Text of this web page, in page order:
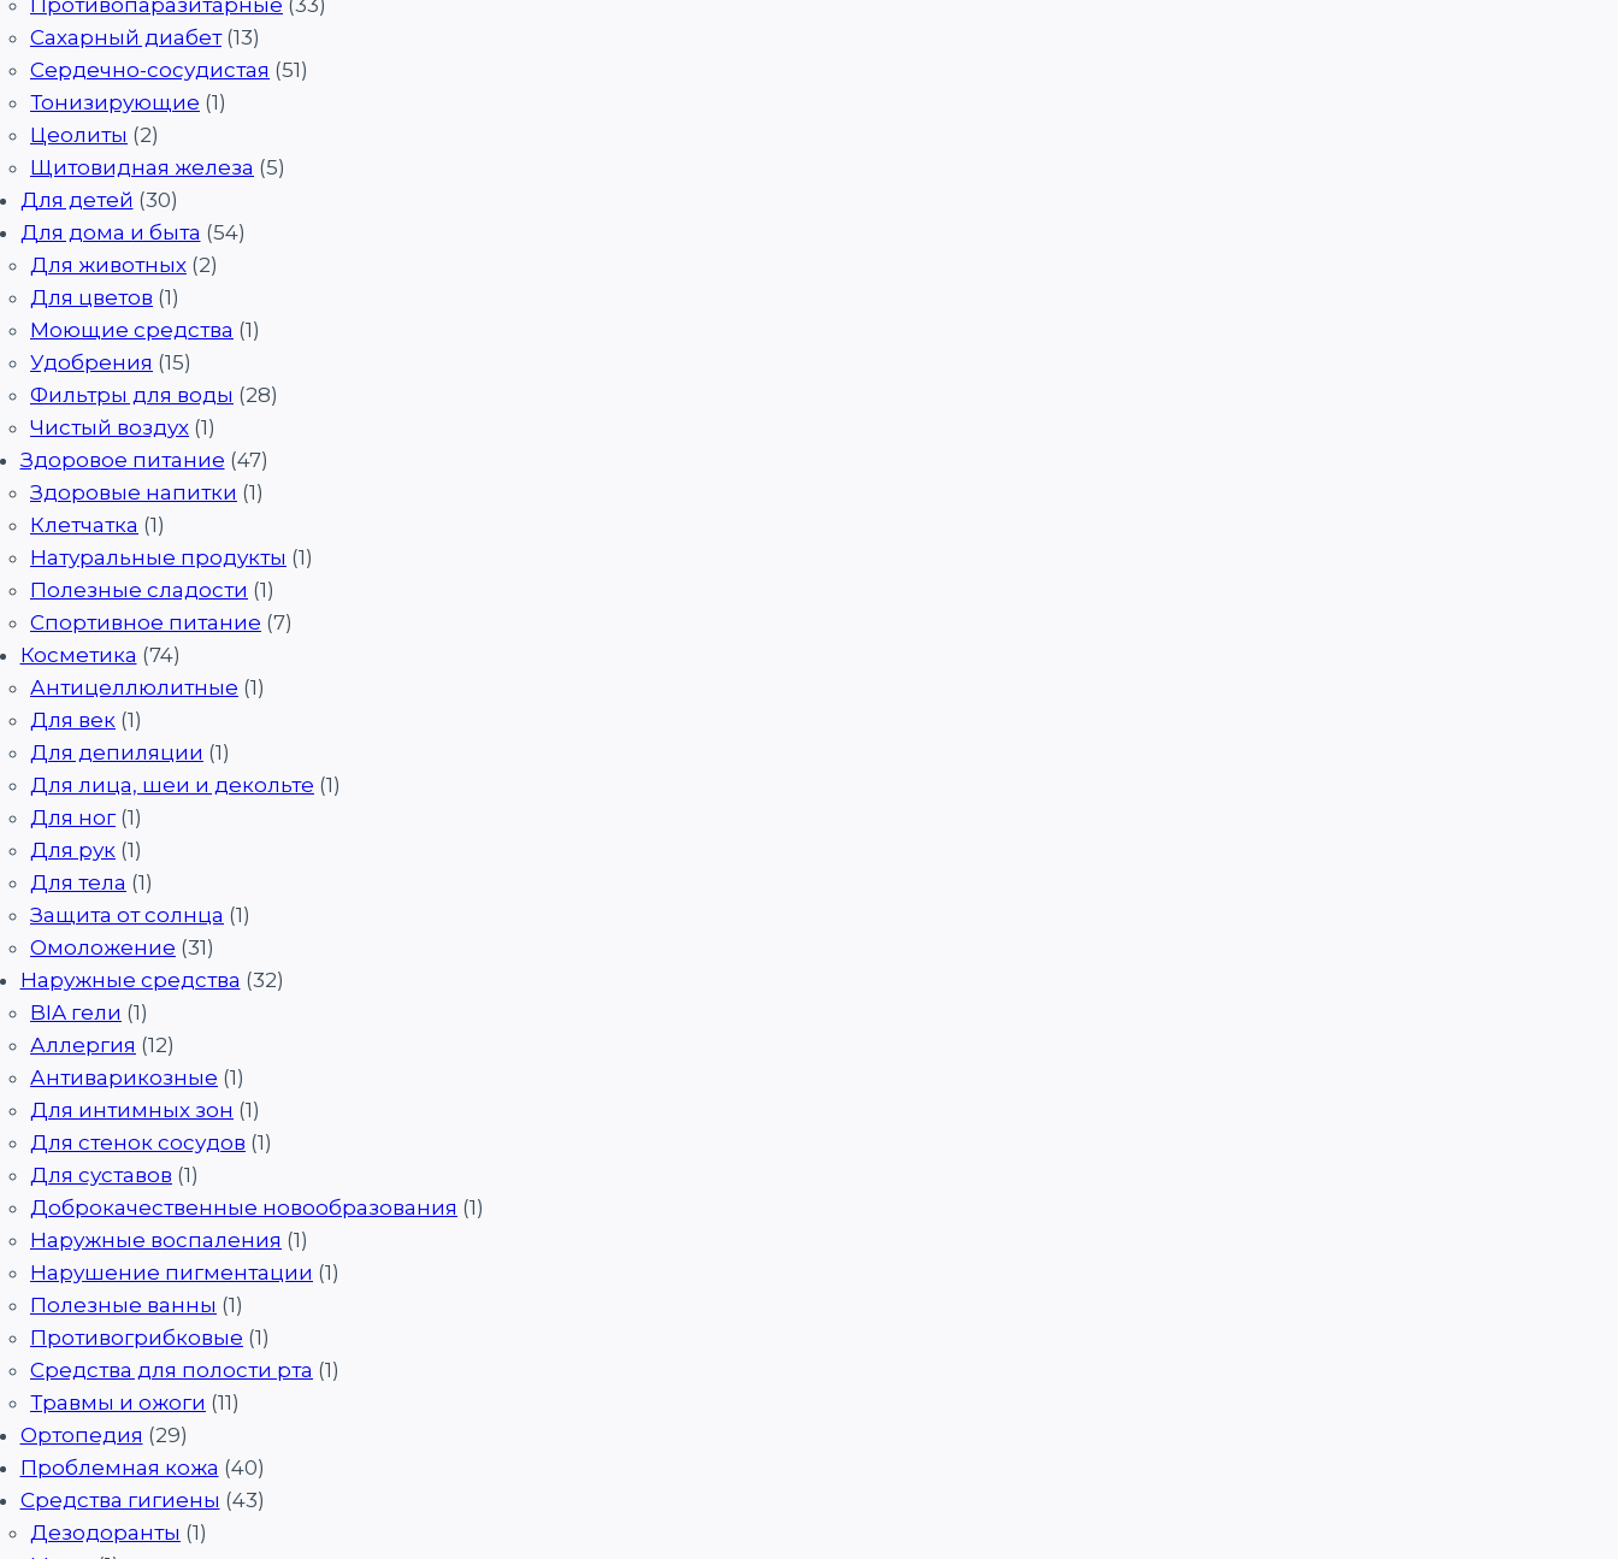
Сахарный диабет (13)
Сердечно-сосудистая (51)
Тонизирующие (1)
Цеолиты (2)
Щитовидная железа (5)
Для детей (30)
Для дома и быта (54)
Для животных (2)
Для цветов (1)
Моющие средства (1)
Удобрения (15)
Фильтры для воды (28)
Чистый воздух (1)
Здоровое питание (47)
Здоровые напитки (1)
Клетчатка (1)
Натуральные продукты (1)
Полезные сладости (1)
Спортивное питание (7)
Косметика (74)
Антицеллюлитные (1)
Для век (1)
Для депиляции (1)
Для лица, шеи и декольте (1)
Для ног (1)
Для рук (1)
Для тела (1)
Защита от солнца (1)
Омоложение (31)
Наружные средства (32)
BIA гели (1)
Аллергия (12)
Антиварикозные (1)
Для интимных зон (1)
Для стенок сосудов (1)
Для суставов (1)
Доброкачественные новообразования (1)
Наружные воспаления (1)
Нарушение пигментации (1)
Полезные ванны (1)
Противогрибковые (1)
Средства для полости рта (1)
Травмы и ожоги (11)
Ортопедия (29)
Проблемная кожа (40)
Средства гигиены (43)
Дезодоранты (1)